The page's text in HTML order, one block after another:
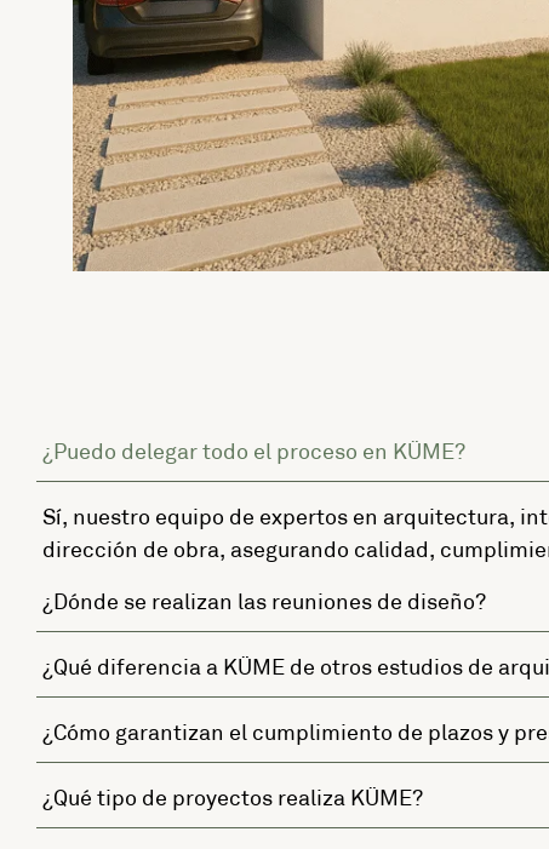
¿Puedo delegar todo el proceso en KÜME?
Sí, nuestro equipo de expertos en arquitectura,
dirección de obra, asegurando calidad,
¿Dónde se realizan las reuniones de diseño?
¿Qué diferencia a KÜME de otros estudios de
¿Cómo garantizan el cumplimiento de plazos y
¿Qué tipo de proyectos realiza KÜME?